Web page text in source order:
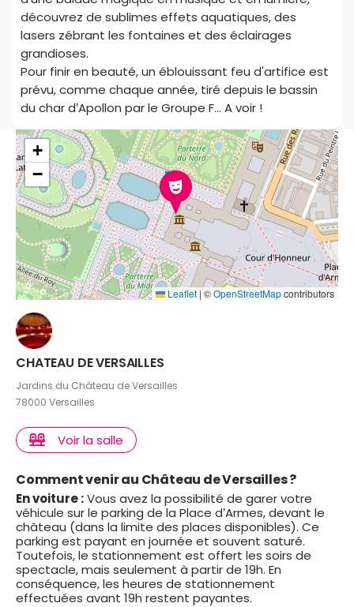
découvrez de sublimes effets aquatiques, des
lasers zébrant les fontaines et des éclairages
grandioses.
Pour finir en beauté, un éblouissant feu d'artifice est
prévu, comme chaque année, tiré depuis le bassin
du char d’Apollon par le Groupe F... A voir !
+
−
Leaflet | ©OpenStreetMapcontributors
CHATEAU DE VERSAILLES
Jardins du Château de Versailles
78000 Versailles
Voir la salle
Comment venir au Château de Versailles ?
En voiture :Vous avez la possibilité de garer votre
véhicule sur le parking de la Place d’Armes, devant le
château (dans la limite des places disponibles). Ce
parking est payant en journée et souvent saturé.
Toutefois, le stationnement est offert les soirs de
spectacle, mais seulement à partir de 19h. En
conséquence, les heures de stationnement
effectuées avant 19h restent payantes.